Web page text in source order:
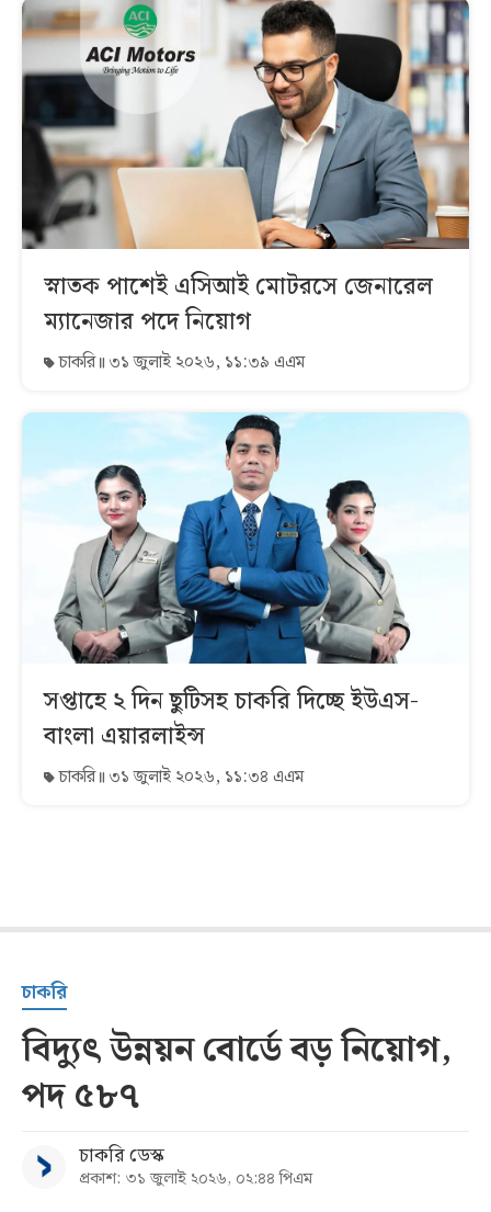
স্নাতক পাশেই এসিআই মোটরসে জেনারেল
ম্যানেজার পদে নিয়োগ
চাকরি ৩১ জুলাই ২০২৬, ১১:৩৯ এএম
সপ্তাহে ২ দিন ছুটিসহ চাকরি দিচ্ছে ইউএস-
বাংলা এয়ারলাইন্স
চাকরি ৩১ জুলাই ২০২৬, ১১:৩৪ এএম
চাকরি
বিদ্যুৎ উন্নয়ন বোর্ডে বড় নিয়োগ,
পদ ৫৮৭
চাকরি ডেস্ক
প্রকাশ: ৩১ জুলাই ২০২৬, ০২:৪৪ পিএম